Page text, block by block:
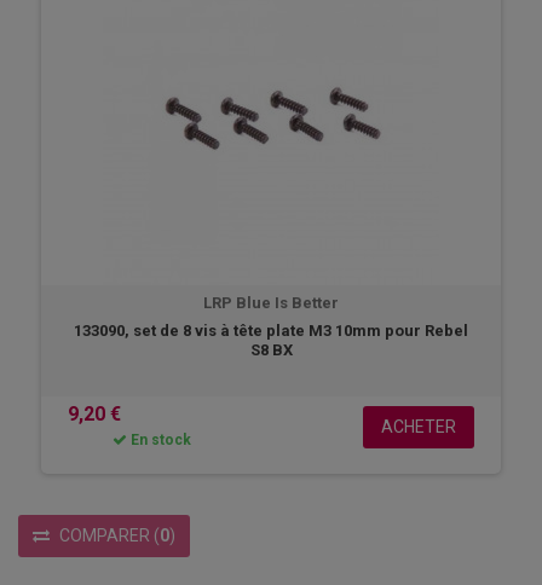
LRP Blue Is Better
133090, set de 8 vis à tête plate M3 10mm pour Rebel
S8 BX
9,20 €
En stock
ACHETER
COMPARER (0)